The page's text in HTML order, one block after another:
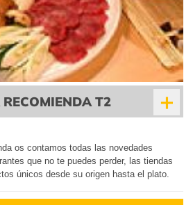
T2 +
os contamos todas las novedades
que no te puedes perder, las tiendas
únicos desde su origen hasta el plato.